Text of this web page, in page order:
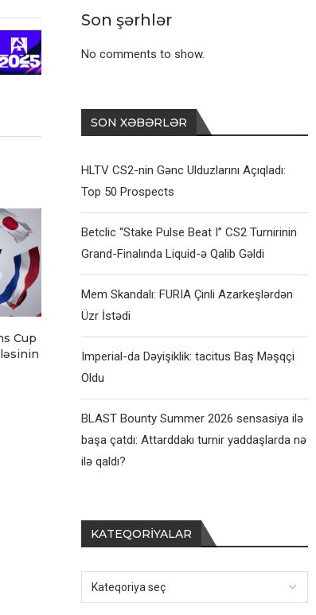
Cup
Fransa Kiberidman Milli
Komandası ENC-də “Adidas”
Call of
Üzrə
Son şərhlər
No comments to show.
SON XƏBƏRLƏR
HLTV CS2-nin Gənc Ulduzlarını Açıqladı:
Top 50 Prospects
Betclic “Stake Pulse Beat I” CS2 Turnirinin
Grand-Finalında Liquid-ə Qalib Gəldi
Mem Skandalı: FURIA Çinli Azarkeşlərdən
Üzr İstədi
Imperial-da Dəyişiklik: tacitus Baş Məşqçi
Oldu
BLAST Bounty Summer 2026 sensasiya ilə
başa çatdı: Attarddakı turnir yaddaşlarda nə
ilə qaldı?
KATEQORIYALAR